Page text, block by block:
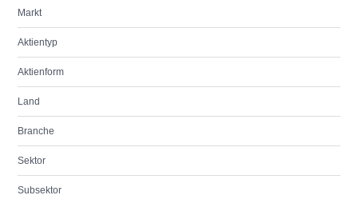
Markt
Aktientyp
Aktienform
Land
Branche
Sektor
Subsektor